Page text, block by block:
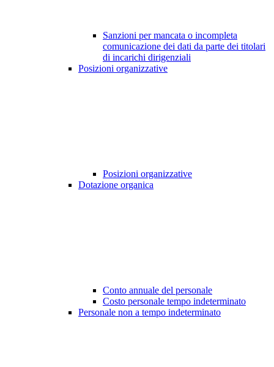
Sanzioni per mancata o incompleta
comunicazione dei dati da parte dei titolari
di incarichi dirigenziali
Posizioni organizzative
Posizioni organizzative
Dotazione organica
Conto annuale del personale
Costo personale tempo indeterminato
Personale non a tempo indeterminato